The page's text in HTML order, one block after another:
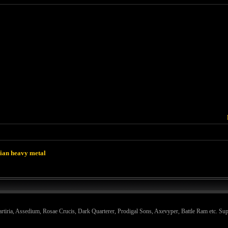
heavy metal
Assedium, Rosae Crucis, Dark Quarterer, Prodigal Sons, Axevyper, Battle Ram etc.